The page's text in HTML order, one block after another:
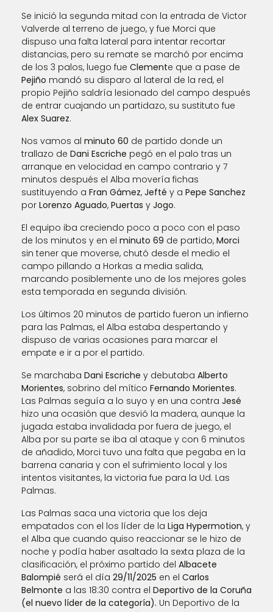
Se inició la segunda mitad con la entrada de Victor
Valverde al terreno de juego, y fue Morci que
dispuso una falta lateral para intentar recortar
distancias, pero su remate se marchó por encima
de los 3 palos, luego fue Clemente que a pase de
Pejiño mandó su disparo al lateral de la red, el
propio Pejiño saldría lesionado del campo después
de entrar cuajando un partidazo, su sustituto fue
Alex Suarez.
Nos vamos al minuto 60 de partido donde un
trallazo de Dani Escriche pegó en el palo tras un
arranque en velocidad en campo contrario y 7
minutos después el Alba movería fichas
sustituyendo a Fran Gámez, Jefté y a Pepe Sanchez
por Lorenzo Aguado, Puertas y Jogo.
El equipo iba creciendo poco a poco con el paso
de los minutos y en el minuto 69 de partido, Morci
sin tener que moverse, chutó desde el medio el
campo pillando a Horkas a media salida,
marcando posiblemente uno de los mejores goles
esta temporada en segunda división.
Los últimos 20 minutos de partido fueron un infierno
para las Palmas, el Alba estaba despertando y
dispuso de varias ocasiones para marcar el
empate e ir a por el partido.
Se marchaba Dani Escriche y debutaba Alberto
Morientes, sobrino del mítico Fernando Morientes.
Las Palmas seguía a lo suyo y en una contra Jesé
hizo una ocasión que desvió la madera, aunque la
jugada estaba invalidada por fuera de juego, el
Alba por su parte se iba al ataque y con 6 minutos
de añadido, Morci tuvo una falta que pegaba en la
barrena canaria y con el sufrimiento local y los
intentos visitantes, la victoria fue para la Ud. Las
Palmas.
Las Palmas saca una victoria que los deja
empatados con el los líder de la Liga Hypermotion, y
el Alba que cuando quiso reaccionar se le hizo de
noche y podía haber asaltado la sexta plaza de la
clasificación, el próximo partido del Albacete
Balompié será el día 29/11/2025 en el Carlos
Belmonte a las 18:30 contra el Deportivo de la Coruña
(el nuevo líder de la categoría). Un Deportivo de la